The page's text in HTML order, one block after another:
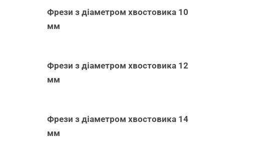
Фрези з діаметром хвостовика 10
мм
Фрези з діаметром хвостовика 12
мм
Фрези з діаметром хвостовика 14
мм